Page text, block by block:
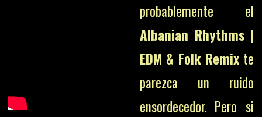
probablemente el
Albanian Rhythms |
EDM & Folk Remixte
parezca un ruido
ensordecedor. Pero si